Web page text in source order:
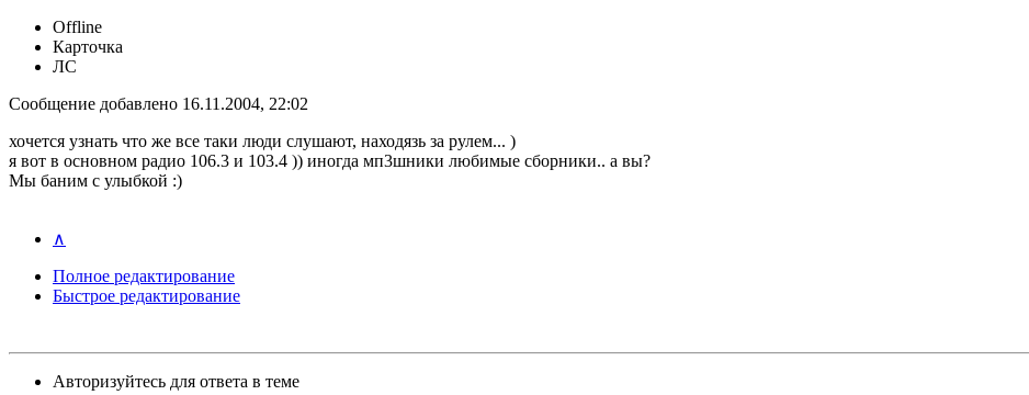
Offline
Карточка
ЛС
Сообщение добавлено 16.11.2004, 22:02
хочется узнать что же все таки люди слушают, находязь за рулем... )
я вот в основном радио 106.3 и 103.4 )) иногда мп3шники любимые сборники.. а вы?
Мы баним с улыбкой :)
∧
Полное редактирование
Быстрое редактирование
Авторизуйтесь для ответа в теме